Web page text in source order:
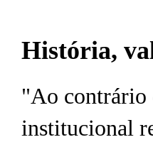
História,
"Ao contrário
institucional